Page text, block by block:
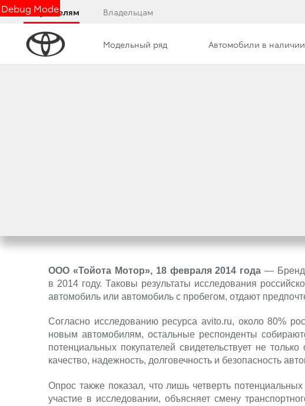
Debug Mode
Покупателям Владельцам
Модельный ряд Автомобили в наличии
БРЕНД TOYOTA
ПОТЕНЦИАЛЬНЫХ
ООО «Тойота Мотор», 18 февраля 2014 года — Бренд
в 2014 году. Таковы результаты исследования
автомобиль или автомобиль с пробегом, отдают
Согласно исследованию ресурса avito.ru, около 80%
новым автомобилям, остальные респонденты
потенциальных покупателей свидетельствует не
качество, надежность, долговечность и безопасность
Опрос также показал, что лишь четверть
участие в исследовании, объясняет смену